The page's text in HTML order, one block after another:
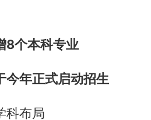
8个本科专业
今年正式启动招生
科布局